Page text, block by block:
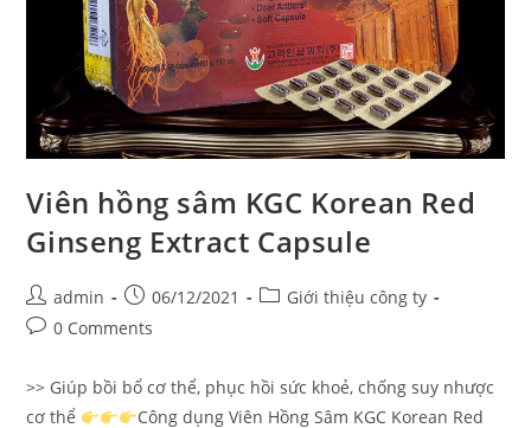
Viên hồng sâm KGC Korean Red
Ginseng Extract Capsule
Post
author:
admin
Post
published:
06/12/2021
PostGiới thiệu công ty
Post0 Comments
>> Giúp bồi bổ cơ thể, phục hồi sức khoẻ, chống suy nhược
cơ thể
Công dụng Viên Hồng Sâm KGC Korean Red